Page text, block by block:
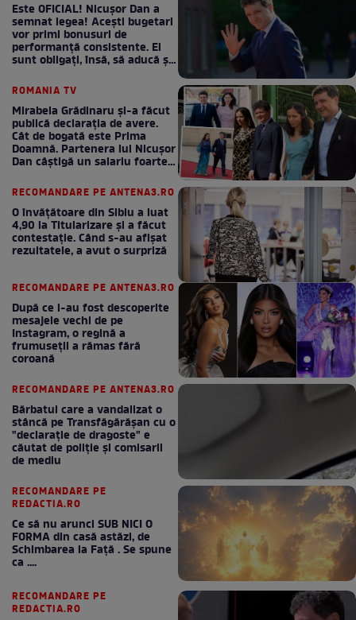
Este OFICIAL! Nicușor Dan a
semnat legea! Acești bugetari
vor primi bonusuri de
performanță consistente. Ei
sunt obligați, însă, să aducă și
ROMANIA TV
Mirabela Grădinaru și-a făcut
publică declarația de avere.
Cât de bogată este Prima
Doamnă. Partenera lui Nicușor
Dan câștigă un salariu foarte
RECOMANDARE PE ANTENA3.RO
O învățătoare din Sibiu a luat
4,90 la Titularizare și a făcut
contestație. Când s-au afișat
rezultatele, a avut o surpriză
RECOMANDARE PE ANTENA3.RO
După ce i-au fost descoperite
mesajele vechi de pe
Instagram, o regină a
frumuseții a rămas fără
coroană
RECOMANDARE PE ANTENA3.RO
Bărbatul care a vandalizat o
stâncă pe Transfăgărășan cu o
"declaraţie de dragoste" e
căutat de poliție și comisarii
de mediu
RECOMANDARE PE
REDACTIA.RO
Ce să nu arunci SUB NICI O
FORMA din casă astăzi, de
Schimbarea la Față . Se spune
ca ....
RECOMANDARE PE
REDACTIA.RO